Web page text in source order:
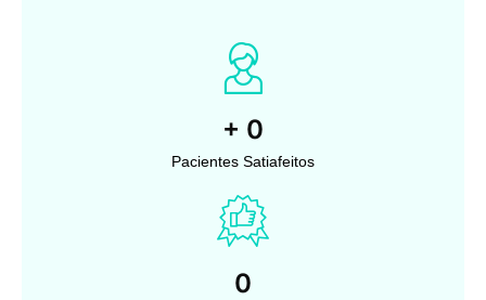
+ 0
Pacientes Satiafeitos
0